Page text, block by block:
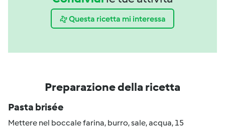
Questa ricetta mi interessa
Preparazione della ricetta
Pasta brisée
Mettere nel boccale farina, burro, sale, acqua, 15